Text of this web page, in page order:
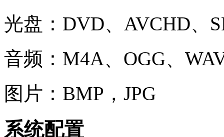
光盘：DVD、AVCHD、
音频：M4A、OGG、
图片：BMP，JPG
系统配置